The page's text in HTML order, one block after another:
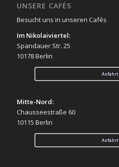
UNSERE CAFÉS
Besucht uns in unseren Cafés
Im Nikolaiviertel:
Spandauer Str. 25
10178 Berlin
Anfahrt
Mitte-Nord:
Chausseestraße 60
10115 Berlin
Anfahrt